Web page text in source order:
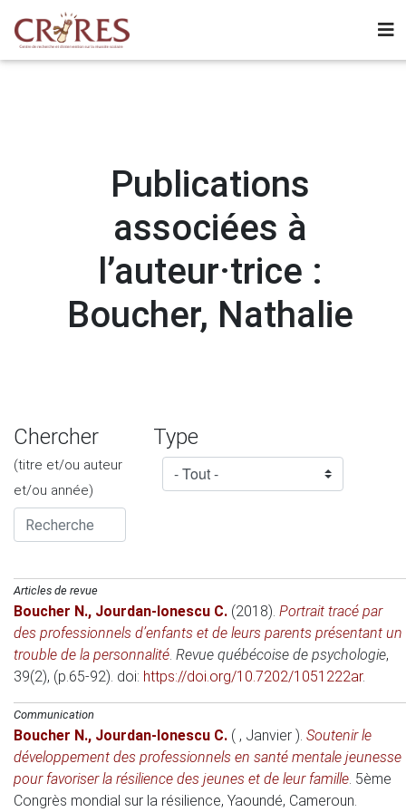
Publications
associées à
l’auteur·trice :
Boucher, Nathalie
Chercher
(titre et/ou auteur
et/ou année)
Type
Articles de revue
Boucher N., Jourdan-Ionescu C. (2018). Portrait tracé par
des professionnels d’enfants et de leurs parents présentant un
trouble de la personnalité. Revue québécoise de psychologie,
39(2), (p.65-92). doi: https://doi.org/10.7202/1051222ar.
Communication
Boucher N., Jourdan-Ionescu C. ( , Janvier ). Soutenir le
développement des professionnels en santé mentale jeunesse
pour favoriser la résilience des jeunes et de leur famille. 5ème
Congrès mondial sur la résilience, Yaoundé, Cameroun.